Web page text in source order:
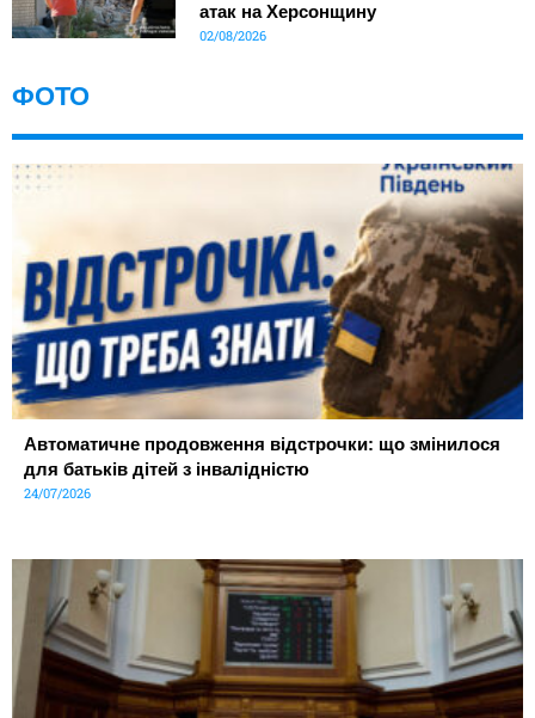
атак на Херсонщину
02/08/2026
ФОТО
Автоматичне продовження відстрочки: що змінилося
для батьків дітей з інвалідністю
24/07/2026